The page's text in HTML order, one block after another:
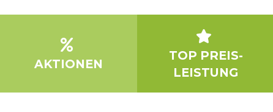
AKTIONEN
TOP PREIS-
LEISTUNG